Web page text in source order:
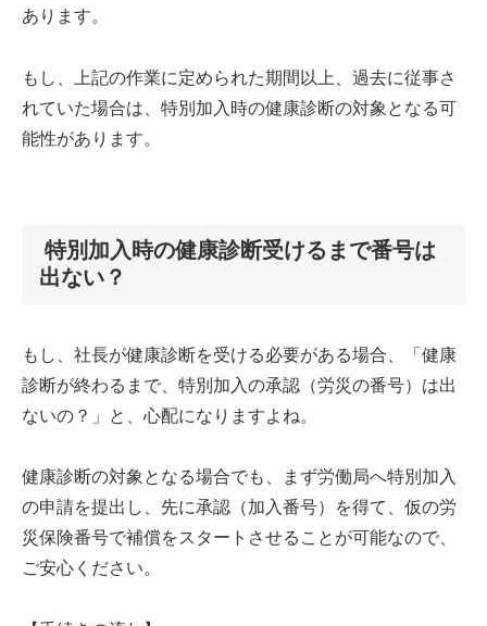
あります。
もし、上記の作業に定められた期間以上、過去に従事さ
れていた場合は、特別加入時の健康診断の対象となる可
能性があります。
特別加入時の健康診断受けるまで番号は
出ない？
もし、社長が健康診断を受ける必要がある場合、「健康
診断が終わるまで、特別加入の承認（労災の番号）は出
ないの？」と、心配になりますよね。
健康診断の対象となる場合でも、まず労働局へ特別加入
の申請を提出し、先に承認（加入番号）を得て、仮の労
災保険番号で補償をスタートさせることが可能なので、
ご安心ください。